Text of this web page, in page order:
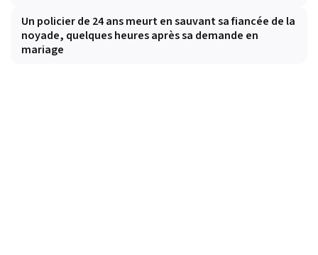
Un policier de 24 ans meurt en sauvant sa fiancée de la
noyade, quelques heures après sa demande en
mariage